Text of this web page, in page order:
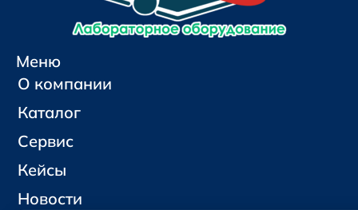
Меню
О компании
Каталог
Сервис
Кейсы
Новости